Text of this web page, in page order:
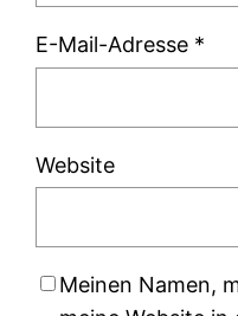
E-Mail-Adresse *
Website
Meinen Namen,